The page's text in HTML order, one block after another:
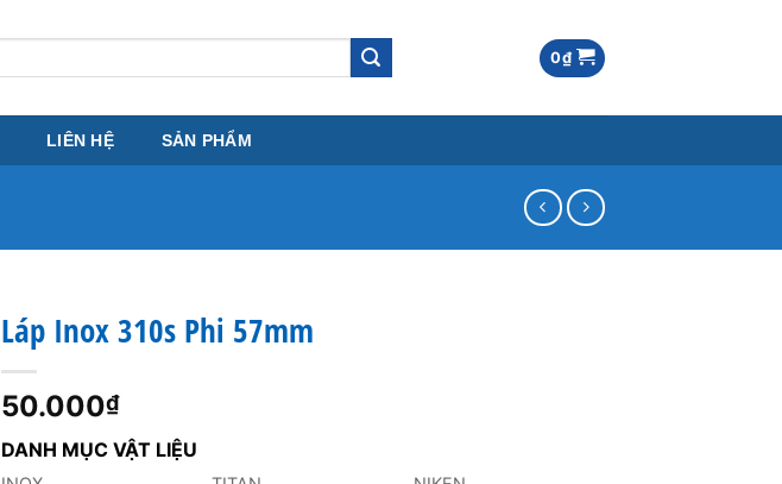
0₫
LIÊN HỆ SẢN PHẨM
Láp Inox 310s Phi 57mm
50.000₫
DANH MỤC VẬT LIỆU